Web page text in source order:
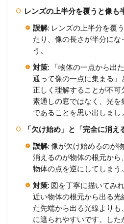
レンズの上半分を覆うと像も
誤解: レンズの上半分を覆
たり、像の長さが半分にな
う。
対策: 「物体の一点から出
通って像の一点に集まる
正しく理解することが不
素通しの窓ではなく、光
であることを思い出しまし
「欠け始め」と「完全に消え
誤解: 像が欠け始めるのが
消えるのが物体の根元から
物体の点を逆にしてしまう。
対策: 図を丁寧に描いてみ
近い物体の根元から出る
た先端から出る光線より
に遮られやすいです。し